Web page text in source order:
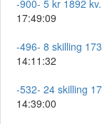
-900- 5 kr 1892
17:49:09
-496- 8 skilling
14:11:32
-532- 24 skilling
14:39:00